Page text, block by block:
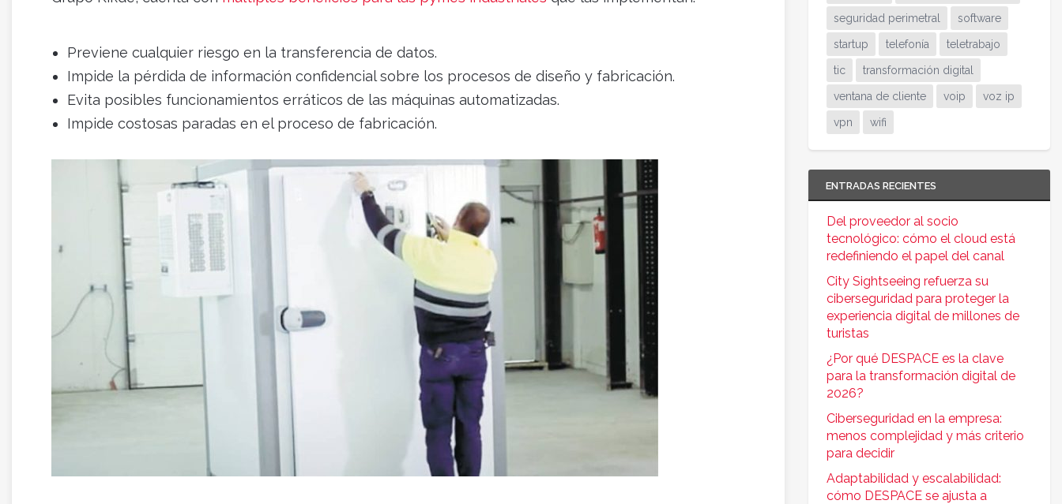
Previene cualquier riesgo en la transferencia de datos.
Impide la pérdida de información confidencial sobre los procesos de diseño y fabricación.
Evita posibles funcionamientos erráticos de las máquinas automatizadas.
Impide costosas paradas en el proceso de fabricación.
seguridad perimetral software
startup telefonía teletrabajo
tic transformación digital
ventana de cliente voip voz ip
vpn wifi
ENTRADAS RECIENTES
Del proveedor al socio
tecnológico: cómo el cloud está
redefiniendo el papel del canal
City Sightseeing refuerza su
ciberseguridad para proteger la
experiencia digital de millones de
turistas
¿Por qué DESPACE es la clave
para la transformación digital de
2026?
Ciberseguridad en la empresa:
menos complejidad y más criterio
para decidir
Adaptabilidad y escalabilidad:
cómo DESPACE se ajusta a